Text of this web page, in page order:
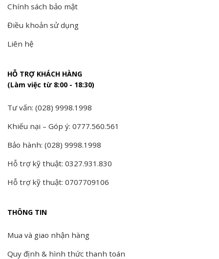
Chính sách bảo mật
Điều khoản sử dụng
Liên hệ
HỖ TRỢ KHÁCH HÀNG
(Làm việc từ 8:00 - 18:30)
Tư vấn: (028) 9998.1998
Khiếu nại – Góp ý: 0777.560.561
Bảo hành: (028) 9998.1998
Hỗ trợ kỹ thuật: 0327.931.830
Hỗ trợ kỹ thuật: 0707709106
THÔNG TIN
Mua và giao nhận hàng
Quy định & hình thức thanh toán